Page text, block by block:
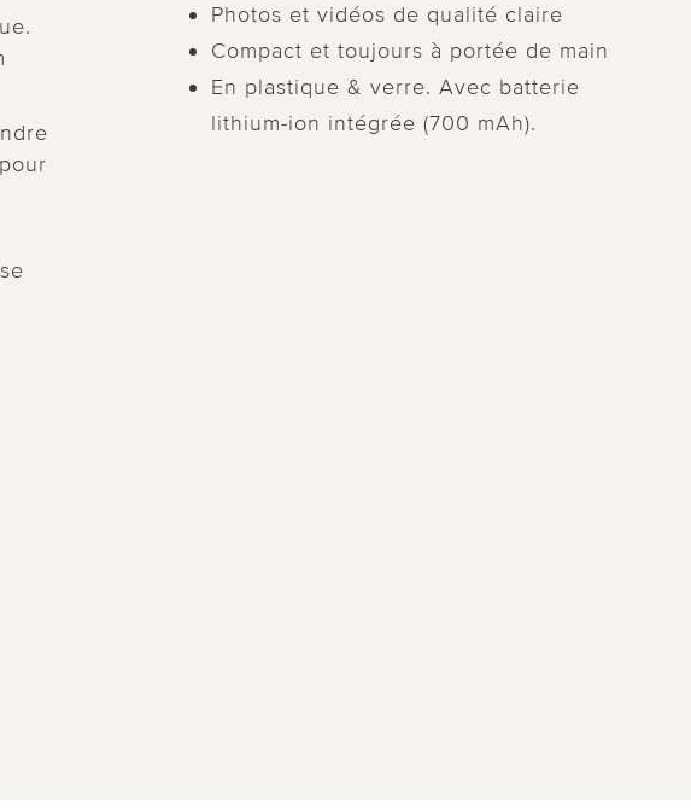
Photos et vidéos de qualité claire
Compact et toujours à portée de main
En plastique & verre. Avec batterie
lithium-ion intégrée (700 mAh).